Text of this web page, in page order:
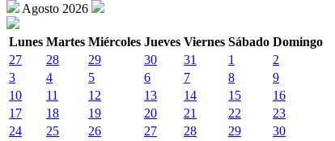
Agosto 2026
Lunes Martes Miércoles Jueves Viernes Sábado Domingo
27
28 29 30 31 1
2
3
4 5 6 7 8
9
10
11 12 13 14 15
16
17
18 19 20 21 22
23
24
25 26 27 28 29
30